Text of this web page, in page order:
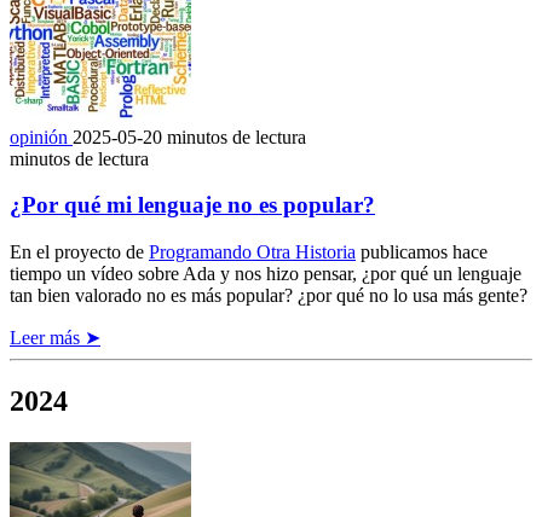
opinión 2025-05-20 minutos de lectura
minutos de lectura
¿Por qué mi lenguaje no es popular?
En el proyecto de Programando Otra Historia publicamos hace
tiempo un vídeo sobre Ada y nos hizo pensar, ¿por qué un lenguaje
tan bien valorado no es más popular? ¿por qué no lo usa más gente?
Leer más ➤
2024